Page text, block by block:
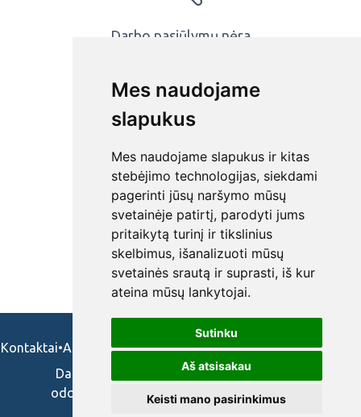
Mes naudojame
slapukus
Mes naudojame slapukus ir kitas
stebėjimo technologijas, siekdami
pagerinti jūsų naršymo mūsų
svetainėje patirtį, parodyti jums
pritaikytą turinį ir tikslinius
skelbimus, išanalizuoti mūsų
svetainės srautą ir suprasti, iš kur
ateina mūsų lankytojai.
Sutinku
Aš atsisakau
Keisti mano pasirinkimus
Darbo pasiūlymų nėra
Kontaktai•Apie mus•Naudojimosi taisykės•Privatumo politika
Darbo skelbimai ir pasiūlymai: gydytojams,
odontologams, slaugytojams, veterinarams,